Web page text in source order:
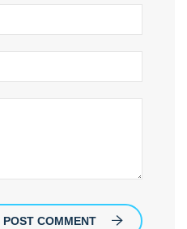
POST COMMENT